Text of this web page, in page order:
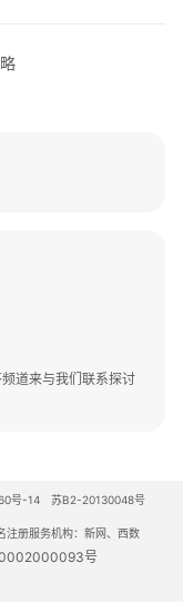
道来与我们联系探讨
号-14
苏B2-20130048号
册服务机构：新网、西数
号